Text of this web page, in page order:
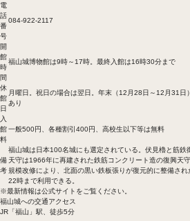
電
話
番
号
084-922-2117
開
館
時
間
福山城博物館は9時～17時。最終入館は16時30分まで
休
館
日
月曜日。祝日の場合は翌日。年末（12月28日～12月31日
あり
入
館
料
一般500円、各種割引400円、高校生以下等は無料
備
考
福山城は日本100名城にも選定されている。伏見櫓と筋鉄
天守は1966年に再建された鉄筋コンクリート造の復興天
規模改修により、北面の黒い鉄板張りが復元的に整備さ
22時まで利用できる。
※最新情報は公式サイトをご覧ください。
福山城への交通アクセス
JR「福山」駅、徒歩5分